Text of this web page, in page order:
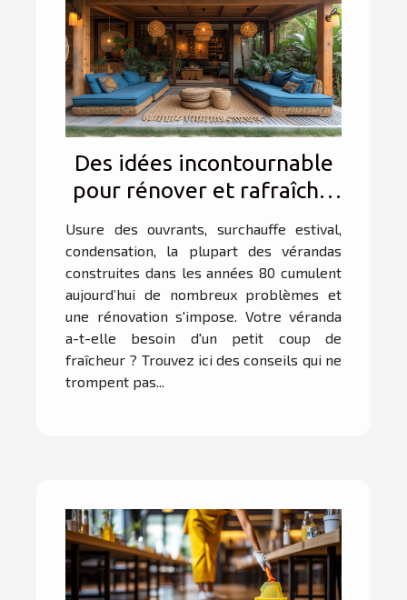
Des idées incontournable
pour rénover et rafraîchir
Usure des ouvrants, surchauffe estival,
condensation, la plupart des vérandas
construites dans les années 80 cumulent
aujourd’hui de nombreux problèmes et
une rénovation s'impose. Votre véranda
a-t-elle besoin d'un petit coup de
fraîcheur ? Trouvez ici des conseils qui ne
trompent pas...